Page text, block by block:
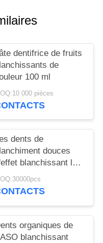
dentifrice de fruits
de
100 ml
000 pièces
dents de
douces
blanchissant le
oral de pâtes
organiques de
blanchissant